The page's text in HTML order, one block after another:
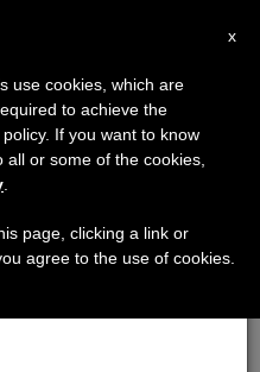
×
haremos la pausa
el periodo de verano
y también el
x
use cookies, which are
to achieve the
If you want to know
or some of the cookies,
page, clicking a link or
agree to the use of cookies.